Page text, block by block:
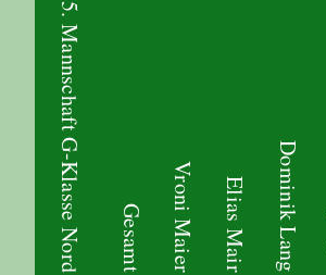
5. Mannschaft G-Klasse Nord Gesamt Vroni Maier Elias Mair Dominik Lang